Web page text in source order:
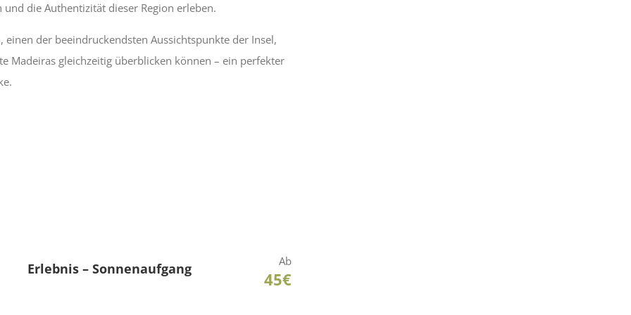
die Authentizität dieser Region erleben.
der beeindruckendsten Aussichtspunkte der Insel,
Madeiras gleichzeitig überblicken können – ein perfekter
Erlebnis – Sonnenaufgang Ab
45€